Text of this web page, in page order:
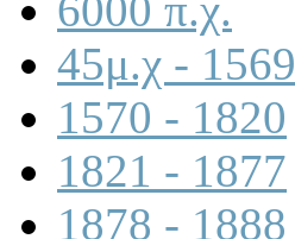
6000 π.χ.
45μ.χ - 1569
1570 - 1820
1821 - 1877
1878 - 1888